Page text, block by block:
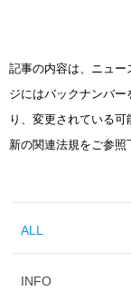
記事の内容は、ニュー
ジにはバックナンバー
り、変更されている
新の関連法規をご参照
ALL
INFO